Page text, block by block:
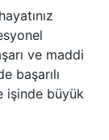
ve maddi
başarılı
işinde büyük